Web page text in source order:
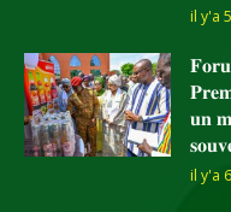
il y'a
𝐮𝐧
il y'a